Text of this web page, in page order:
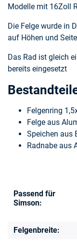
Modelle mit 16Zoll
Die Felge wurde in
auf Höhen und
Das Rad ist gleich
bereits eingesetzt
Felgenring
Felge aus
Speichen aus
Radnabe aus
Passend für
Simson:
Felgenbreite: